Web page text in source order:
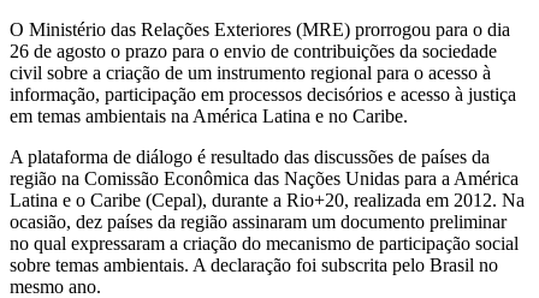
O Ministério das Relações Exteriores (MRE) prorrogou para o dia
26 de agosto o prazo para o envio de contribuições da sociedade
civil sobre a criação de um instrumento regional para o acesso à
informação, participação em processos decisórios e acesso à justiça
em temas ambientais na América Latina e no Caribe.
A plataforma de diálogo é resultado das discussões de países da
região na Comissão Econômica das Nações Unidas para a América
Latina e o Caribe (Cepal), durante a Rio+20, realizada em 2012. Na
ocasião, dez países da região assinaram um documento preliminar
no qual expressaram a criação do mecanismo de participação social
sobre temas ambientais. A declaração foi subscrita pelo Brasil no
mesmo ano.